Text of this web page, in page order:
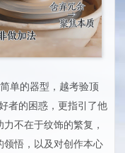
单的器型，越考验顶
者的困惑，更指引了他
不在于纹饰的繁复，
领悟，以及对创作本心